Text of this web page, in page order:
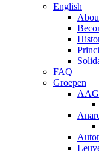
English
FAQ
Groepen